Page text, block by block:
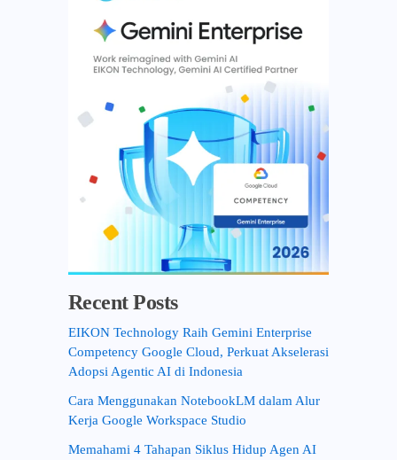
Recent Posts
EIKON Technology Raih Gemini Enterprise
Competency Google Cloud, Perkuat Akselerasi
Adopsi Agentic AI di Indonesia
Cara Menggunakan NotebookLM dalam Alur
Kerja Google Workspace Studio
Memahami 4 Tahapan Siklus Hidup Agen AI